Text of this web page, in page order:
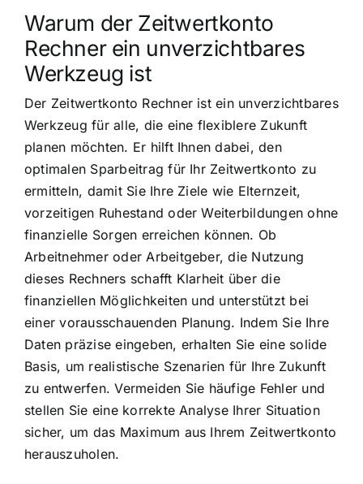
Warum der Zeitwertkonto
Rechner ein unverzichtbares
Werkzeug ist
Der Zeitwertkonto Rechner ist ein unverzichtbares
Werkzeug für alle, die eine flexiblere Zukunft
planen möchten. Er hilft Ihnen dabei, den
optimalen Sparbeitrag für Ihr Zeitwertkonto zu
ermitteln, damit Sie Ihre Ziele wie Elternzeit,
vorzeitigen Ruhestand oder Weiterbildungen ohne
finanzielle Sorgen erreichen können. Ob
Arbeitnehmer oder Arbeitgeber, die Nutzung
dieses Rechners schafft Klarheit über die
finanziellen Möglichkeiten und unterstützt bei
einer vorausschauenden Planung. Indem Sie Ihre
Daten präzise eingeben, erhalten Sie eine solide
Basis, um realistische Szenarien für Ihre Zukunft
zu entwerfen. Vermeiden Sie häufige Fehler und
stellen Sie eine korrekte Analyse Ihrer Situation
sicher, um das Maximum aus Ihrem Zeitwertkonto
herauszuholen.